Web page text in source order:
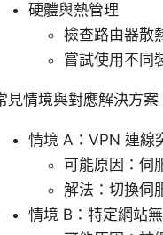
硬體與熱管理
檢查路由器散
嘗試使用不同
見情境與對應解決方案
情境 A：VPN 連線
可能原因：伺
解法：切換伺
情境 B：特定網站